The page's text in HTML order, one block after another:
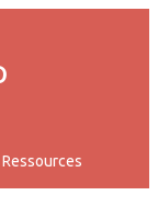
Ressources